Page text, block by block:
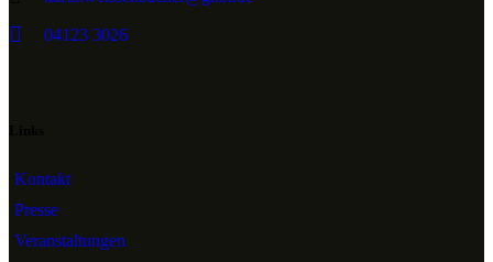
04123 3026
Kontakt
Presse
Veranstaltungen